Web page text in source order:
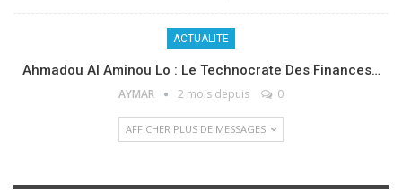
ACTUALITE
Ahmadou Al Aminou Lo : Le Technocrate Des Finances…
AYMAR 2 mois depuis 0
AFFICHER PLUS DE MESSAGES